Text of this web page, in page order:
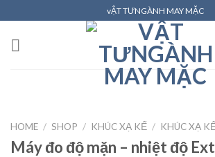
to
content
vẬT TƯNGÀNH MAY MẶC
HOME / SHOP / KHÚC XẠ KẾ / KHÚC XẠ
Máy đo độ mặn – nhiệt độ